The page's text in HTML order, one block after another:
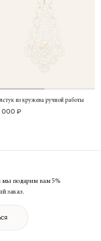
из кружева ручной работы
000 ₽
мы подарим вам 5%
заказ.